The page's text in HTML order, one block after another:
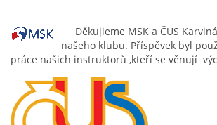
JEŽDĚNÍ PRO VEŘEJNOST
Děkujieme MSK a ČUS
našeho klubu. Příspěvek byl
práce našich instruktorů ,kteří se věnují